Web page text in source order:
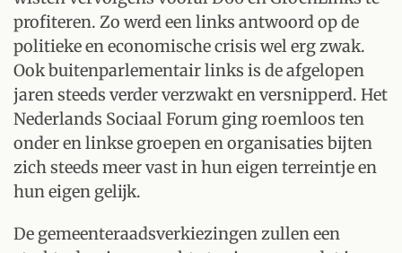
profiteren. Zo werd een links antwoord op de
politieke en economische crisis wel erg zwak.
Ook buitenparlementair links is de afgelopen
jaren steeds verder verzwakt en versnipperd. Het
Nederlands Sociaal Forum ging roemloos ten
onder en linkse groepen en organisaties bijten
zich steeds meer vast in hun eigen terreintje en
hun eigen gelijk.
De gemeenteraadsverkiezingen zullen een